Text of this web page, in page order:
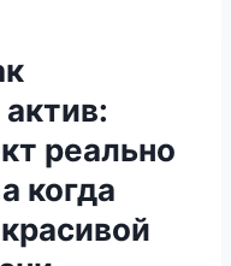
реально
когда